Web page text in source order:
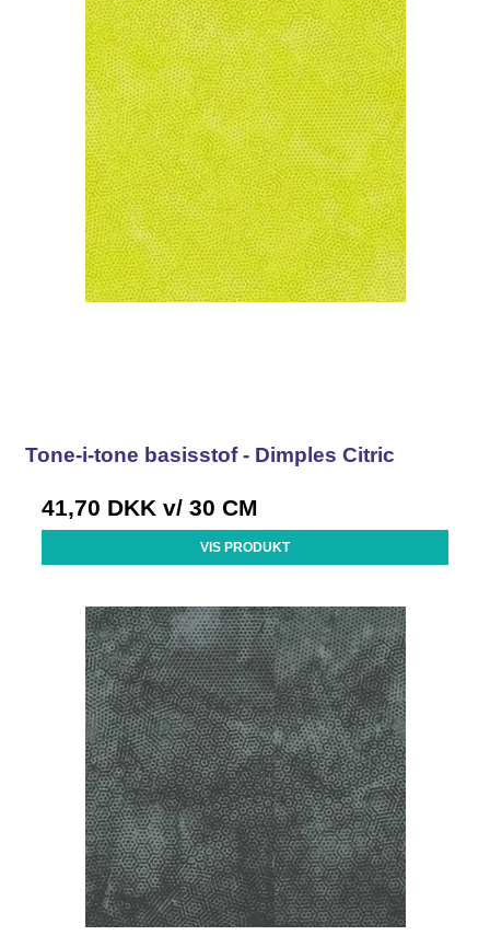
Tone-i-tone basisstof - Dimples Citric
41,70 DKK v/ 30 CM
VIS PRODUKT